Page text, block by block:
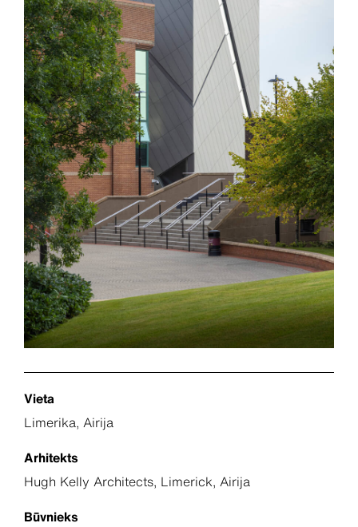
Vieta
Limerika, Airija
Arhitekts
Hugh Kelly Architects, Limerick, Airija
Būvnieks